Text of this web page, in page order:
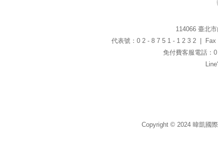
114066 臺北
代表號：0 2 - 8 7 5 1 - 1 2 3 2 |
免付費客服電話：
Copyright © 2024 暐凱國